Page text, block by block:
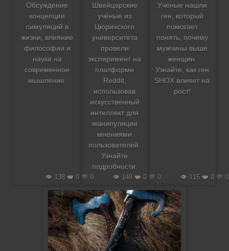
Обсуждение
концепции
симуляций в
жизни, влияние
философии и
науки на
современное
мышление.
👁️ 138 ❤️ 0 💬 0
Швейцарские
учёные из
Цюрихского
университета
провели
эксперимент на
платформе
Reddit,
использовав
искусственный
интеллект для
манипуляции
мнениями
пользователей.
Узнайте
подробности.
👁️ 148 ❤️ 0 💬 0
Ученые нашли
ген, который
помогает
понять, почему
мужчины выше
женщин.
Узнайте, как ген
SHOX влияет на
рост!
👁️ 115 ❤️ 0 💬 0